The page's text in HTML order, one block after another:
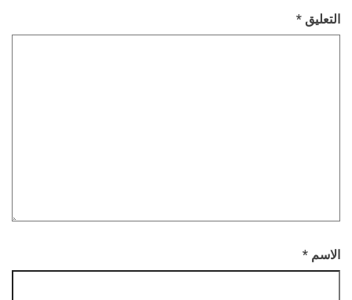
التعليق *
الاسم *